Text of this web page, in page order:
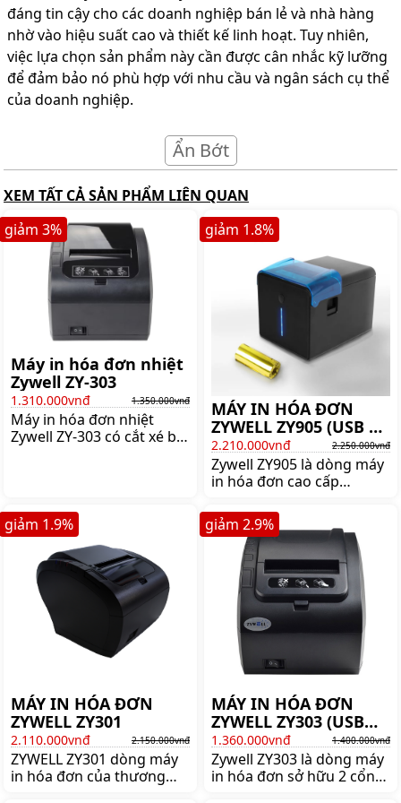
đáng tin cậy cho các doanh nghiệp bán lẻ và nhà hàng
nhờ vào hiệu suất cao và thiết kế linh hoạt. Tuy nhiên,
việc lựa chọn sản phẩm này cần được cân nhắc kỹ lưỡng
để đảm bảo nó phù hợp với nhu cầu và ngân sách cụ thể
của doanh nghiệp.
Ẩn Bớt
XEM TẤT CẢ SẢN PHẨM LIÊN QUAN
Máy in hóa đơn nhiệt
Zywell ZY-303
1.310.000vnđ 1.350.000vnđ
Máy in hóa đơn nhiệt
Zywell ZY-303 có cắt xé bill
mm/s, Giá:1.350.000 đ
giảm 3%
MÁY IN HÓA ĐƠN
ZYWELL ZY905 (USB +
LAN)
2.210.000vnđ 2.250.000vnđ
Zywell ZY905 là dòng máy
in hóa đơn cao cấp
trường nhà bếp. Mua máy
in Zywell ZY905 chính
hãng giá tốt ghé ngay
shoppos.vn
giảm 1.8%
MÁY IN HÓA ĐƠN
ZYWELL ZY301
2.110.000vnđ 2.150.000vnđ
ZYWELL ZY301 dòng máy
in hóa đơn của thương
giảm 1.9%
MÁY IN HÓA ĐƠN
ZYWELL ZY303 (USB
+LAN)
1.360.000vnđ 1.400.000vnđ
Zywell ZY303 là dòng máy
in hóa đơn sở hữu 2 cổng
giảm 2.9%